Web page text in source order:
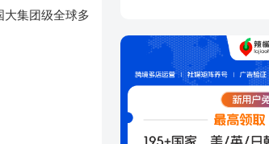
大集团级全球多